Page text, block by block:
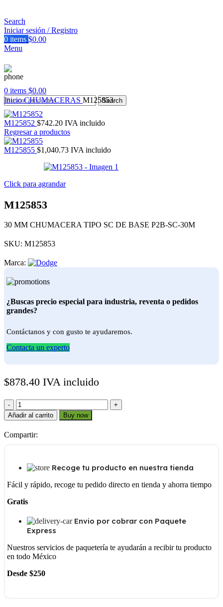
Search
Iniciar sesión / Registro
0 items $0.00
Menu
0 items $0.00
Search
InicioCHUMACERAS M125853
M125852 $742.20 IVA incluido
Regresar a productos
M125855 $1,040.73 IVA incluido
Click para agrandar
M125853
30 MM CHUMACERA TIPO SC DE BASE P2B-SC-30M
SKU: M125853
Marca:
¿Buscas precio especial para industria, reventa o pedidos
grandes?
Contáctanos y con gusto te ayudaremos.
Contacta un experto
$878.40 IVA incluido
M125853
cantidad
Añadir al carrito Buy now
Compartir:
Recoge tu producto en nuestra tienda
Fácil y rápido, recoge tu pedido directo en tienda y ahorra tiempo
Gratis
Envio por cobrar con Paquete
Express
Nuestros servicios de paquetería te ayudarán a recibir tu producto
en todo México
Desde $250